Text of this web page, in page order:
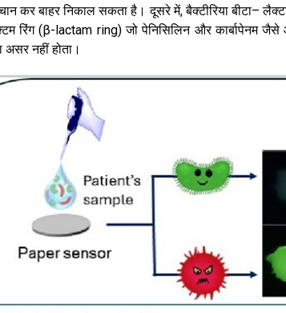
कर बाहर निकाल सकता है। दूसरे में, बैक्टीरिया बीटा–
रिंग (β-lactam ring) जो पेनिसिलिन और कार्बापेनम
नहीं होता।